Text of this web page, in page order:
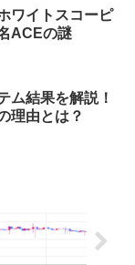
ワイトスコーピ
ACEの謎
ム結果を解説！
理由とは？